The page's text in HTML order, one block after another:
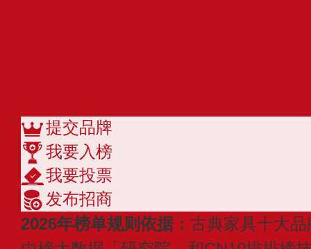
提交品牌
我要入榜
我要投票
发布招商
2026年榜单规则依据： 古典家具十大